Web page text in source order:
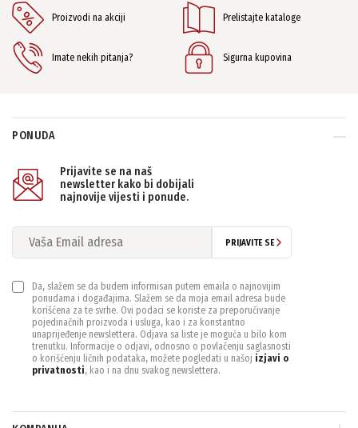
Proizvodi na akciji Prelistajte kataloge
Imate nekih pitanja? Sigurna kupovina
PONUDA
Prijavite se na naš
newsletter kako bi dobijali
najnovije vijesti i ponude.
PRIJAVITE SE
Da, slažem se da budem informisan putem emaila o najnovijim
ponudama i događajima. Slažem se da moja email adresa bude
korišćena za te svrhe. Ovi podaci se koriste za preporučivanje
pojedinačnih proizvoda i usluga, kao i za konstantno
unaprijeđenje newslettera. Odjava sa liste je moguća u bilo kom
trenutku. Informacije o odjavi, odnosno o povlačenju saglasnosti
o korišćenju ličnih podataka, možete pogledati u našoj izjavi o
privatnosti, kao i na dnu svakog newslettera.